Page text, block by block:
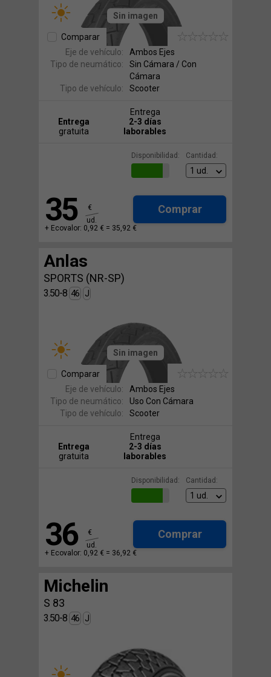
Sin imagen
Comparar
Eje de vehículo:
Ambos Ejes
Tipo de neumático:
Sin Cámara / Con
Cámara
Tipo de vehículo:
Scooter
Entrega
gratuita
Entrega
2-3 días
laborables
Disponibilidad: Cantidad:
35
€
ud.
Comprar
+ Ecovalor: 0,92 € = 35,92 €
Anlas
SPORTS (NR-SP)
3.50-8 46 J
Sin imagen
Comparar
Eje de vehículo:
Ambos Ejes
Tipo de neumático:
Uso Con Cámara
Tipo de vehículo:
Scooter
Entrega
gratuita
Entrega
2-3 días
laborables
Disponibilidad: Cantidad:
36
€
ud.
Comprar
+ Ecovalor: 0,92 € = 36,92 €
Michelin
S 83
3.50-8 46 J